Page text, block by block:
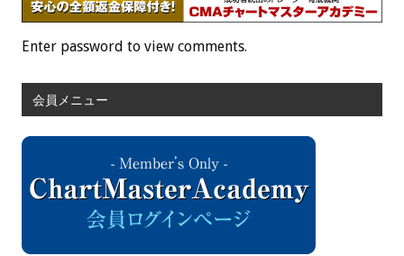
Enter password to view comments.
会員メニュー